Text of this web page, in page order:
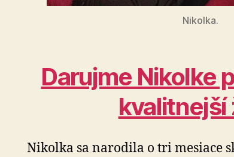
Nikolka.
Darujme Nikolke
kvalitnejší
Nikolka sa narodila o tri mesiace